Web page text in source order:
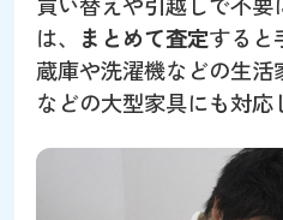
は、
まとめて査定すると
蔵庫や洗濯機などの生活
などの大型家具にも対応